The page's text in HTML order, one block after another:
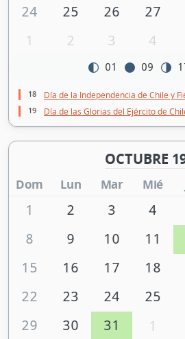
24
25 26 27
1
2 3 4
01 09
18 Día de la Independencia de Chile y
19 Día de las Glorias del Ejército de
OCTUBRE
Dom Lun Mar Mié
1 2 3 4
8
9 10 11
15
16 17 18
22
23 24 25
29
30 31 1